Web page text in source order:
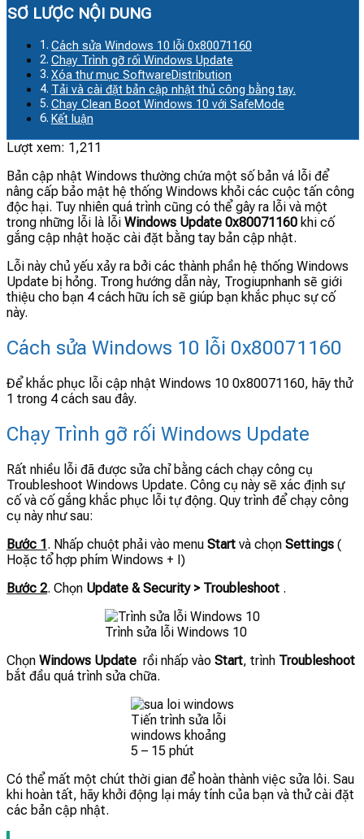
SƠ LƯỢC NỘI DUNG
Cách sửa Windows 10 lỗi 0x80071160
Chạy Trình gỡ rối Windows Update
Xóa thư mục SoftwareDistribution
Tải và cài đặt bản cập nhật thủ công bằng tay.
Chạy Clean Boot Windows 10 với SafeMode
Kết luận
Lượt xem: 1,211
Bản cập nhật Windows thường chứa một số bản vá lỗi để
nâng cấp bảo mật hệ thống Windows khỏi các cuộc tấn công
độc hại. Tuy nhiên quá trình cũng có thể gây ra lỗi và một
trong những lỗi là lỗi Windows Update 0x80071160 khi cố
gắng cập nhật hoặc cài đặt bằng tay bản cập nhật.
Lỗi này chủ yếu xảy ra bởi các thành phần hệ thống Windows
Update bị hỏng. Trong hướng dẫn này, Trogiupnhanh sẽ giới
thiệu cho bạn 4 cách hữu ích sẽ giúp bạn khắc phục sự cố
này.
Cách sửa Windows 10 lỗi 0x80071160
Để khắc phục lỗi cập nhật Windows 10 0x80071160, hãy thử
1 trong 4 cách sau đây.
Chạy Trình gỡ rối Windows Update
Rất nhiều lỗi đã được sửa chỉ bằng cách chạy công cụ
Troubleshoot Windows Update. Công cụ này sẽ xác định sự
cố và cố gắng khắc phục lỗi tự động. Quy trình để chạy công
cụ này như sau:
Bước 1. Nhấp chuột phải vào menu Start và chọn Settings (
Hoặc tổ hợp phím Windows + I)
Bước 2. Chọn Update & Security > Troubleshoot .
Trình sửa lỗi Windows 10
Chọn Windows Update rồi nhấp vào Start, trình Troubleshoot
bắt đầu quá trình sửa chữa.
Tiến trình sửa lỗi
windows khoảng
5 – 15 phút
Có thể mất một chút thời gian để hoàn thành việc sửa lôi. Sau
khi hoàn tất, hãy khởi động lại máy tính của bạn và thử cài đặt
các bản cập nhật.